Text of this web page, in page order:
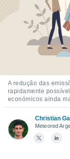
o
no
um perfil
lhe
CONFIGURAÇÕES
A redução das
rapidamente
económicos ainda
Christian
Meteored